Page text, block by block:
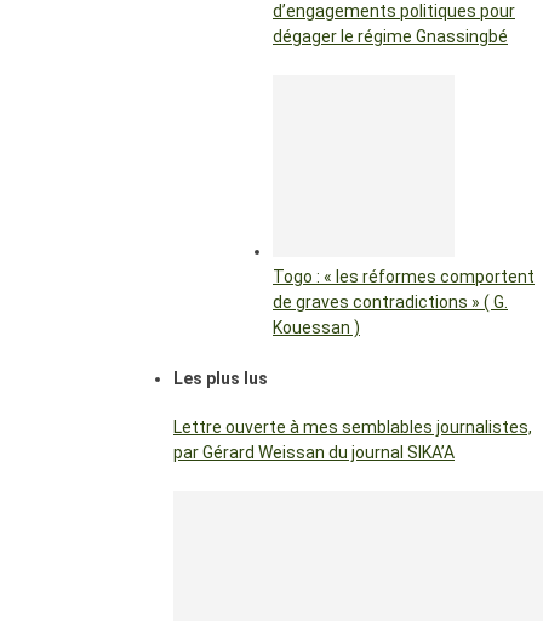
d’engagements politiques pour
dégager le régime Gnassingbé
Togo : « les réformes comportent
de graves contradictions » ( G.
Kouessan )
Les plus lus
Lettre ouverte à mes semblables journalistes,
par Gérard Weissan du journal SIKA’A